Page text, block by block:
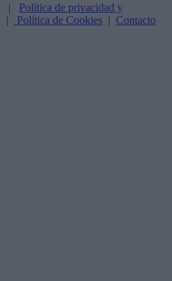
| Política de privacidad y
| Política de Cookies | Contacto